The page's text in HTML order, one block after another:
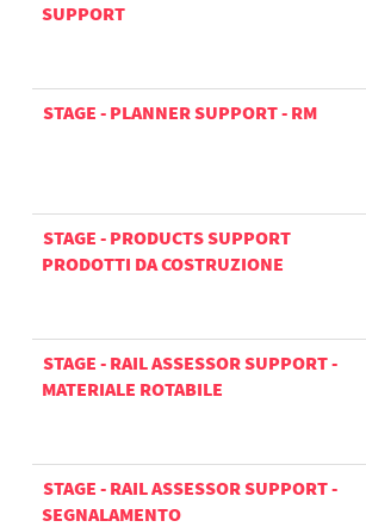
SUPPORT
STAGE - PLANNER SUPPORT - RM
STAGE - PRODUCTS SUPPORT
PRODOTTI DA COSTRUZIONE
STAGE - RAIL ASSESSOR SUPPORT -
MATERIALE ROTABILE
STAGE - RAIL ASSESSOR SUPPORT -
SEGNALAMENTO